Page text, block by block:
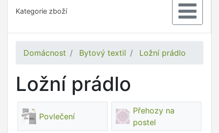
Kategorie zboží
Domácnost Bytový textil Ložní prádlo
Ložní prádlo
Povlečení
Přehozy na
postel